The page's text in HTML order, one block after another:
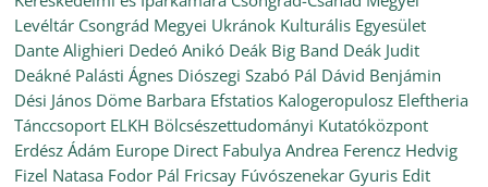
Levéltár Csongrád Megyei Ukránok Kulturális Egyesület
Dante Alighieri Dedeó Anikó Deák Big Band Deák Judit
Deákné Palásti Ágnes Diószegi Szabó Pál Dávid Benjámin
Dési János Döme Barbara Efstatios Kalogeropulosz Eleftheria
Tánccsoport ELKH Bölcsészettudományi Kutatóközpont
Erdész Ádám Europe Direct Fabulya Andrea Ferencz Hedvig
Fizel Natasa Fodor Pál Fricsay Fúvószenekar Gyuris Edit